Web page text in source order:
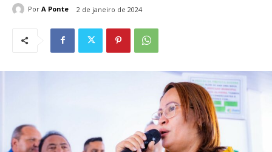
Por A Ponte 2 de janeiro de 2024